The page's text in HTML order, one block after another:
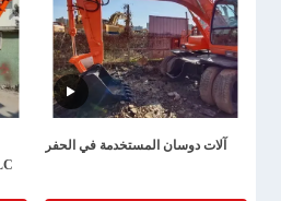
آلات دوسان المستخدمة في الحفر